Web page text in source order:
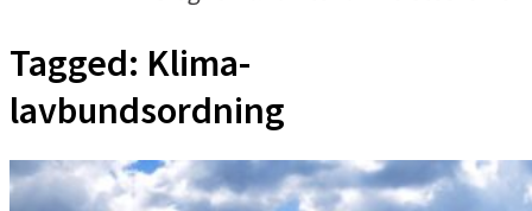
Tagged: Klima-
lavbundsordning